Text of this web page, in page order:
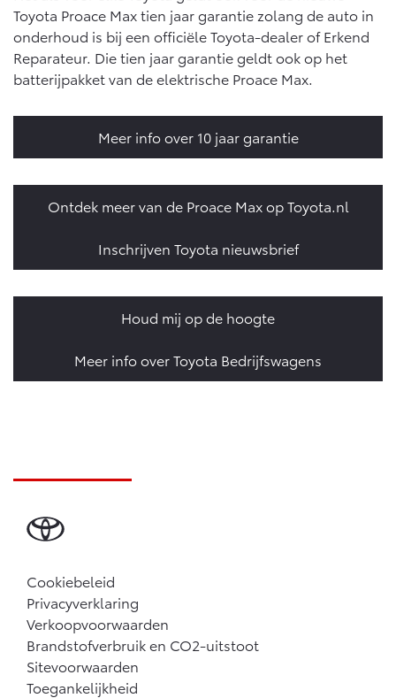
Toyota Proace Max tien jaar garantie zolang de auto in
onderhoud is bij een officiële Toyota-dealer of Erkend
Reparateur. Die tien jaar garantie geldt ook op het
batterijpakket van de elektrische Proace Max.
Meer info over 10 jaar garantie
Ontdek meer van de Proace Max op Toyota.nl
Inschrijven Toyota nieuwsbrief
Houd mij op de hoogte
Meer info over Toyota Bedrijfswagens
Cookiebeleid
Privacyverklaring
Verkoopvoorwaarden
Brandstofverbruik en CO2-uitstoot
Sitevoorwaarden
Toegankelijkheid